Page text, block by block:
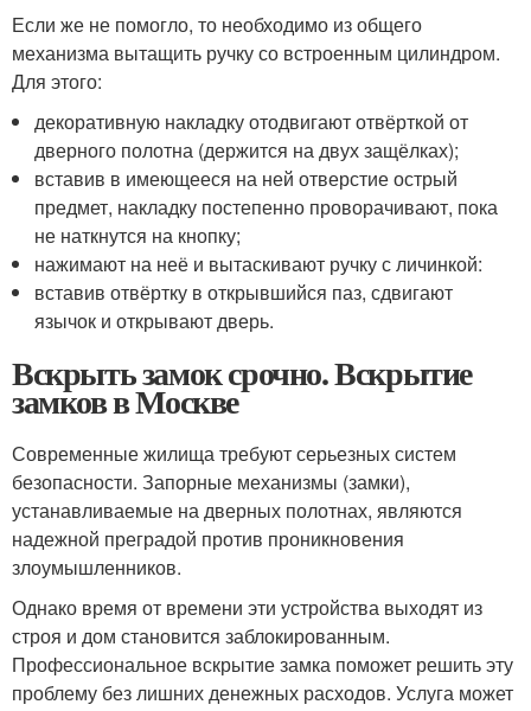
Если же не помогло, то необходимо из общего
механизма вытащить ручку со встроенным цилиндром.
Для этого:
декоративную накладку отодвигают отвёрткой от
дверного полотна (держится на двух защёлках);
вставив в имеющееся на ней отверстие острый
предмет, накладку постепенно проворачивают, пока
не наткнутся на кнопку;
нажимают на неё и вытаскивают ручку с личинкой:
вставив отвёртку в открывшийся паз, сдвигают
язычок и открывают дверь.
Вскрыть замок срочно. Вскрытие
замков в Москве
Современные жилища требуют серьезных систем
безопасности. Запорные механизмы (замки),
устанавливаемые на дверных полотнах, являются
надежной преградой против проникновения
злоумышленников.
Однако время от времени эти устройства выходят из
строя и дом становится заблокированным.
Профессиональное вскрытие замка поможет решить эту
проблему без лишних денежных расходов. Услуга может